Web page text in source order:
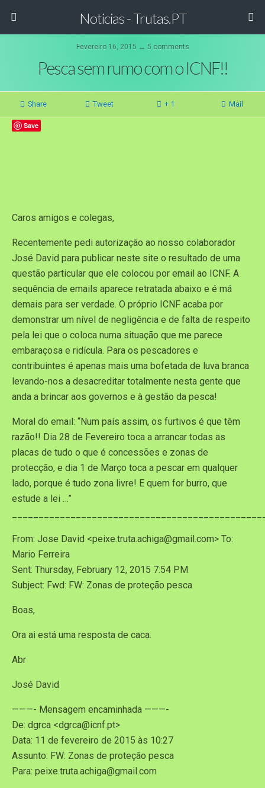
Noticias - Trutas.PT
Fevereiro 16, 2015 ↔ 5 comments
Pesca sem rumo com o ICNF!!
Share Tweet + 1 Mail
Save
Caros amigos e colegas,
Recentemente pedi autorização ao nosso colaborador
José David para publicar neste site o resultado de uma
questão particular que ele colocou por email ao ICNF. A
sequência de emails aparece retratada abaixo e é má
demais para ser verdade. O próprio ICNF acaba por
demonstrar um nível de negligência e de falta de respeito
pela lei que o coloca numa situação que me parece
embaraçosa e ridícula. Para os pescadores e
contribuintes é apenas mais uma bofetada de luva branca
levando-nos a desacreditar totalmente nesta gente que
anda a brincar aos governos e à gestão da pesca!
Moral do email: “Num país assim, os furtivos é que têm
razão!! Dia 28 de Fevereiro toca a arrancar todas as
placas de tudo o que é concessões e zonas de
protecção, e dia 1 de Março toca a pescar em qualquer
lado, porque é tudo zona livre! E quem for burro, que
estude a lei …”
From: Jose David <peixe.truta.achiga@gmail.com> To:
Mario Ferreira
Sent: Thursday, February 12, 2015 7:54 PM
Subject: Fwd: FW: Zonas de proteção pesca
Boas,
Ora ai está uma resposta de caca.
Abr
José David
———- Mensagem encaminhada ———-
De: dgrca <dgrca@icnf.pt>
Data: 11 de fevereiro de 2015 às 10:27
Assunto: FW: Zonas de proteção pesca
Para: peixe.truta.achiga@gmail.com